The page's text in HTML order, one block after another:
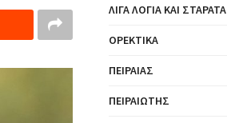
ΛΊΓΑ ΛΌΓΙΑ ΚΑΙ ΣΤΑΡΆΤΑ
ΟΡΕΚΤΙΚΆ
ΠΕΙΡΑΙΆΣ
ΠΕΙΡΑΙΏΤΗΣ